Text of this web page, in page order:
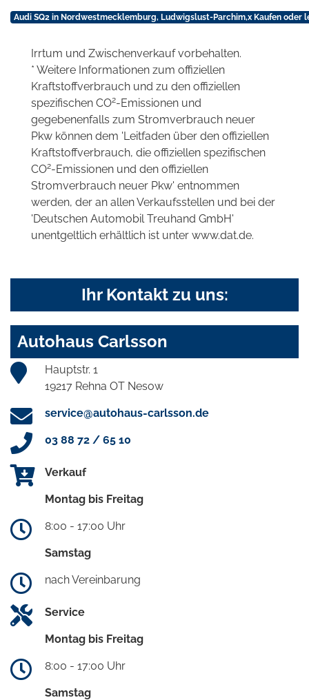
Audi SQ2 in Nordwestmecklemburg, Ludwigslust-Parchim,x Kaufen oder
Irrtum und Zwischenverkauf vorbehalten.
* Weitere Informationen zum offiziellen
Kraftstoffverbrauch und zu den offiziellen
spezifischen CO2-Emissionen und
gegebenenfalls zum Stromverbrauch neuer
Pkw können dem 'Leitfaden über den offiziellen
Kraftstoffverbrauch, die offiziellen spezifischen
CO2-Emissionen und den offiziellen
Stromverbrauch neuer Pkw' entnommen
werden, der an allen Verkaufsstellen und bei der
'Deutschen Automobil Treuhand GmbH'
unentgeltlich erhältlich ist unter www.dat.de.
Ihr Kontakt zu uns:
Autohaus Carlsson
Hauptstr. 1
19217 Rehna OT Nesow
service@autohaus-carlsson.de
03 88 72 / 65 10
Verkauf
Montag bis Freitag
8:00 - 17:00 Uhr
Samstag
nach Vereinbarung
Service
Montag bis Freitag
8:00 - 17:00 Uhr
Samstag